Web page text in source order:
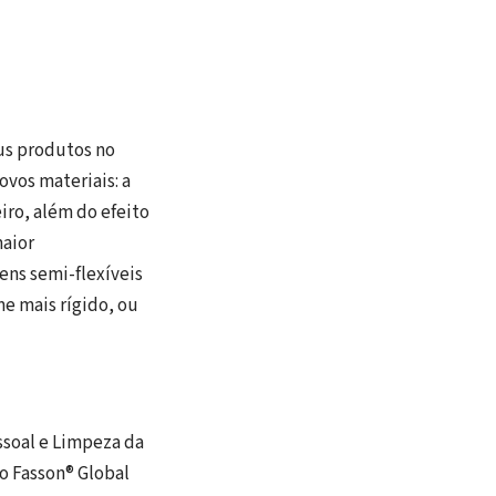
produtos no
materiais: a
além do efeito
semi-flexíveis
mais rígido, ou
e Limpeza da
Global